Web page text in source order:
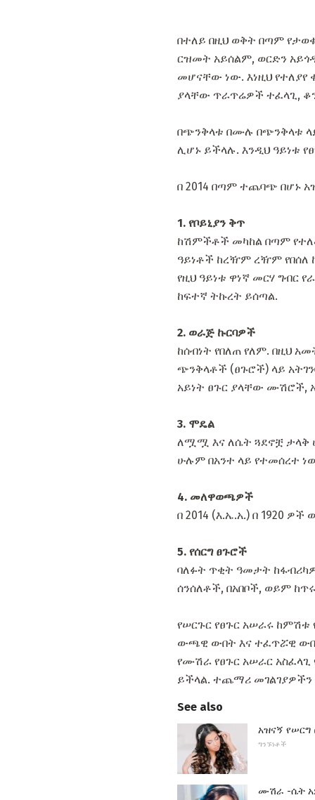
በተለይ በዚህ ወቅት በጣም
ርዝመት አይሰልም, ወርድን
መሆናቸው ነው. እነዚህ
ያላቸው ጥራጥሬዎች ተፈላጊ,
በጭንቅላቱ በሙሉ በጭንቅላቱ
ሊሆኑ ይችላሉ. እንዲህ ዓይነቱ
በ 2014 በጣም ተጨባጭ በሆኑ
1. የቦይኒያን ቅጥ
ከሽምችቶች መካከል በጣም
ዓይነቶች ከረዥም ረዥም የበሰለ
የዚህ ዓይነቱ ዋነኛ መርሃ ግብር
ከፍተኛ ትኩረት ይሰጣል.
2. ወራጅ ኩርባዎች
ከሰብነት የበለጠ የለም. በዚህ
ጭንቅላቶች (ፀጉሮች) ላይ
አይነት ፀጉር ያላቸው ሙሽሮች,
3. ሞዴል
ለሟሟ እና ለሴት ጓደኖቿ ታላቅ
ሁሉም በአንተ ላይ የተመሰረተ
4. መለዋወጫዎች
በ 2014 (እ.ኤ.አ.) በ 1920
5. የሰርግ ፀጉሮች
ባለፉት ጥቂት ዓመታት
ሰንሰለቶች, በአበቦች, ወይም
የሠርጉር የፀጉር አሠራሩ ከምሽቱ
ውጫዊ ውበት እና ተፈጥሯዊ
የሙሽራ የፀጉር አሠራር አስፈላጊ
ይችላል. ተጨማሪ
See also
አዝናኝ የሠርግ
ግንኙነቶች
ሙሽራ -ሴት